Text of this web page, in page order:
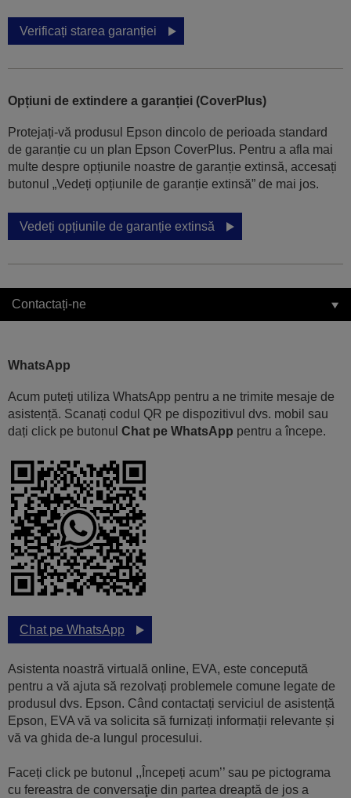
Verificați starea garanției
Opțiuni de extindere a garanției (CoverPlus)
Protejați-vă produsul Epson dincolo de perioada standard
de garanție cu un plan Epson CoverPlus. Pentru a afla mai
multe despre opțiunile noastre de garanție extinsă, accesați
butonul „Vedeți opțiunile de garanție extinsă” de mai jos.
Vedeți opțiunile de garanție extinsă
Contactați-ne
WhatsApp
Acum puteți utiliza WhatsApp pentru a ne trimite mesaje de
asistență. Scanați codul QR pe dispozitivul dvs. mobil sau
dați click pe butonul Chat pe WhatsApp pentru a începe.
Chat pe WhatsApp
Asistenta noastră virtuală online, EVA, este concepută
pentru a vă ajuta să rezolvați problemele comune legate de
produsul dvs. Epson. Când contactați serviciul de asistență
Epson, EVA vă va solicita să furnizați informații relevante și
vă va ghida de-a lungul procesului.
Faceți click pe butonul ,,Începeți acum’’ sau pe pictograma
cu fereastra de conversaţie din partea dreaptă de jos a